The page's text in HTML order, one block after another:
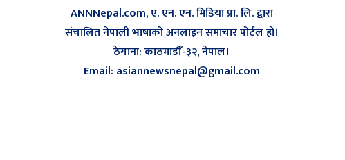
ANNNepal.com, ए. एन. एन. मिडिया प्रा. लि. द्वारा
संचालित नेपाली भाषाको अनलाइन समाचार पोर्टल हो।
ठेगाना: काठमाडौँ-३२, नेपाल।
Email: asiannewsnepal@gmail.com